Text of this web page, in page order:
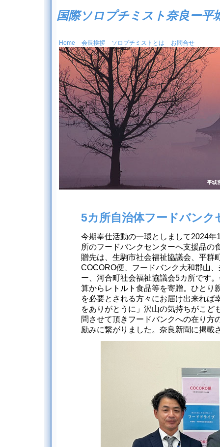
国際ソロプチミスト奈良ー平
Home 会長挨拶 ソロプチミストとは お問合せ
5カ所自治体フードバンク
今期奉仕活動の一環としまして2024
所のフードバンクセンターへ支援品の
贈先は、生駒市社会福祉協議会、平群
COCORO便、フードバンク大和郡山
ー、河合町社会福祉協議会5カ所です
算からレトルト食品等を寄贈。ひとり
を必要とされる方々にお届け出来れば
をありがとうに」沢山の気持ちがこど
問させて頂きフードバンクへの在り方
励みに繋がりました。奈良新聞に掲載